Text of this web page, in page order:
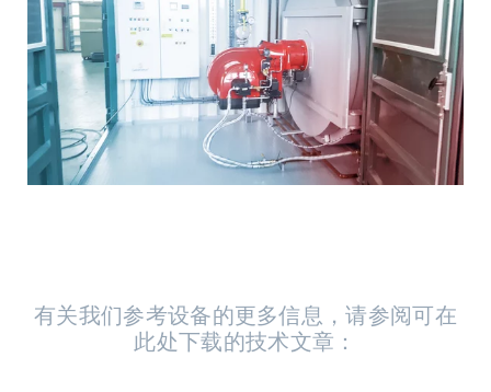
有关我们参考设备的更多信息，请参阅可在
此处下载的技术文章：